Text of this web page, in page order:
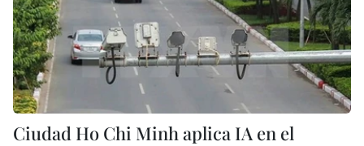
Ciudad Ho Chi Minh aplica IA en el